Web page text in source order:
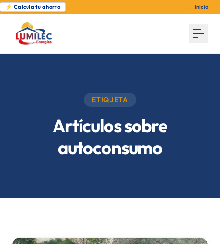
⚡ Calcula tu ahorro ← Inicio
ETIQUETA
Artículos sobre
autoconsumo